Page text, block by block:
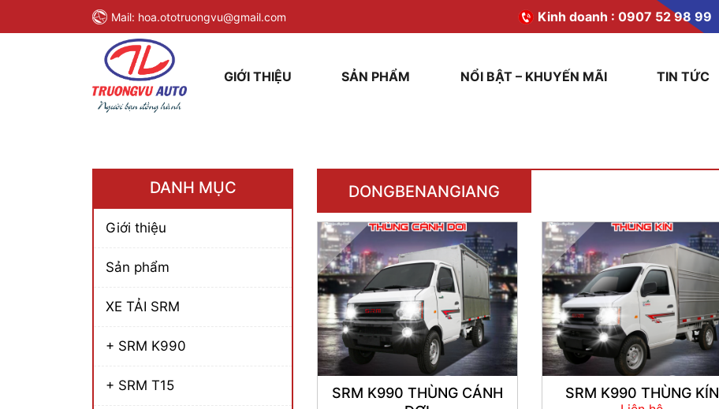
Mail: hoa.ototruongvu@gmail.com Kinh doanh : 0907 52 98 99
GIỚI THIỆU SẢN PHẨM NỔI BẬT – KHUYẾN MÃI TIN TỨC
DANH MỤC
Giới thiệu
Sản phẩm
XE TẢI SRM
+ SRM K990
+ SRM T15
DONGBENANGIANG
SRM K990 THÙNG CÁNH
SRM K990 THÙNG KÍN